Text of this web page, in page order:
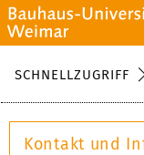
SCHNELLZUGRIFF
Kontakt und